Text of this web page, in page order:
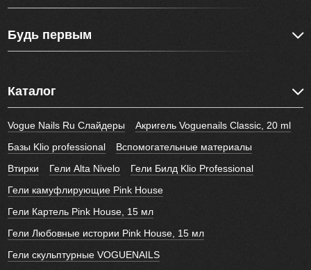
Будь первым
Каталог
Vogue Nails Ru Слайдеры
Акригель Voguenails Classic, 20 ml
Базы Klio professional
Вспомогательные материалы
Втирки
Гели Alta Nivelo
Гели Билд Klio Professional
Гели камуфлирующие Pink House
Гели Картель Pink House, 15 мл
Гели Любовные истории Pink House, 15 мл
Гели скульптурные VOGUENAILS